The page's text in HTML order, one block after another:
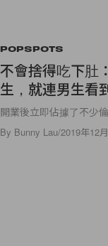
POPSPOTS
不會捨得吃下肚
生，就連男生看
開業後立即佔據了不少
By Bunny Lau/2019年12